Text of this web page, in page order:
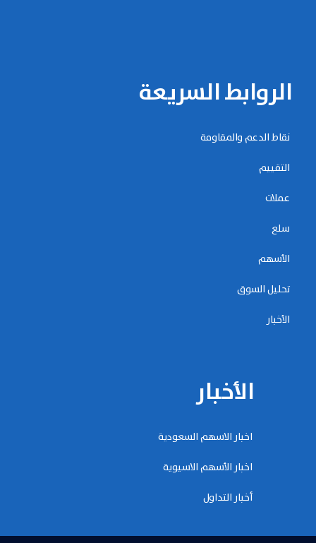
الروابط السريعة
نقاط الدعم والمقاومة
التقييم
عملات
سلع
الأسهم
تحليل السوق
الأخبار
الأخبار
اخبار الاسهم السعودية
اخبار الأسهم الاسيوية
أخبار التداول